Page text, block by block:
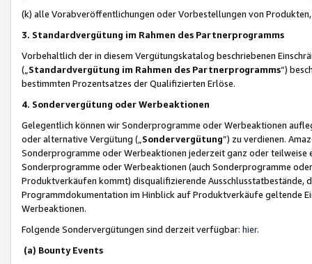
(k) alle Vorabveröffentlichungen oder Vorbestellungen von
3. Standardvergütung im Rahmen des Partnerprogramms
Vorbehaltlich der in diesem Vergütungskatalog beschriebenen
(„ Standardvergütung im Rahmen des Partnerprogramms“)
bestimmten Prozentsatzes der Qualifizierten Erlöse.
4. Sondervergütung oder Werbeaktionen
Gelegentlich können wir Sonderprogramme oder Werbeaktionen
oder alternative Vergütung („ Sondervergütung”) zu verdienen.
Sonderprogramme oder Werbeaktionen jederzeit ganz oder
Sonderprogramme oder Werbeaktionen (auch Sonderprogramme
Produktverkäufen kommt) disqualifizierende Ausschlusstatbestände,
Programmdokumentation im Hinblick auf Produktverkäufe geltende
Werbeaktionen.
Folgende Sondervergütungen sind derzeit verfügbar: hier.
(a) Bounty Events